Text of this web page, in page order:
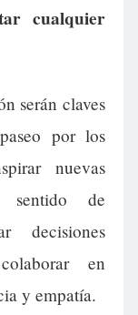
cualquier
serán claves
por los
nuevas
de
decisiones
en
y empatía.